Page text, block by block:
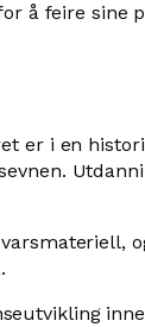
å feire sine
er i en